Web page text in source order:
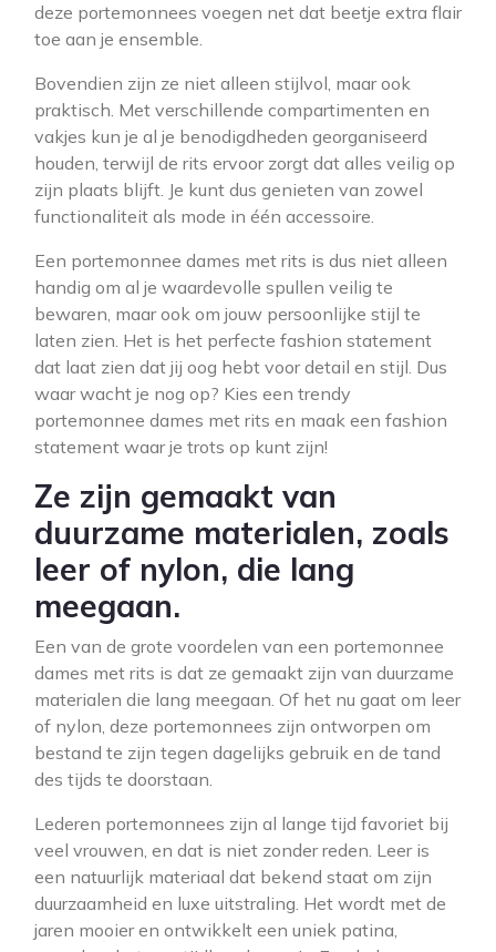
deze portemonnees voegen net dat beetje extra flair
toe aan je ensemble.
Bovendien zijn ze niet alleen stijlvol, maar ook
praktisch. Met verschillende compartimenten en
vakjes kun je al je benodigdheden georganiseerd
houden, terwijl de rits ervoor zorgt dat alles veilig op
zijn plaats blijft. Je kunt dus genieten van zowel
functionaliteit als mode in één accessoire.
Een portemonnee dames met rits is dus niet alleen
handig om al je waardevolle spullen veilig te
bewaren, maar ook om jouw persoonlijke stijl te
laten zien. Het is het perfecte fashion statement
dat laat zien dat jij oog hebt voor detail en stijl. Dus
waar wacht je nog op? Kies een trendy
portemonnee dames met rits en maak een fashion
statement waar je trots op kunt zijn!
Ze zijn gemaakt van
duurzame materialen, zoals
leer of nylon, die lang
meegaan.
Een van de grote voordelen van een portemonnee
dames met rits is dat ze gemaakt zijn van duurzame
materialen die lang meegaan. Of het nu gaat om leer
of nylon, deze portemonnees zijn ontworpen om
bestand te zijn tegen dagelijks gebruik en de tand
des tijds te doorstaan.
Lederen portemonnees zijn al lange tijd favoriet bij
veel vrouwen, en dat is niet zonder reden. Leer is
een natuurlijk materiaal dat bekend staat om zijn
duurzaamheid en luxe uitstraling. Het wordt met de
jaren mooier en ontwikkelt een uniek patina,